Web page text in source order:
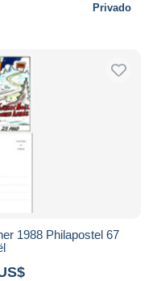
Privado
1988 Philapostel 67